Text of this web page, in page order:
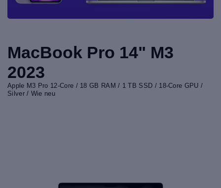
MacBook Pro 14" M3
2023
Apple M3 Pro 12-Core / 18 GB RAM / 1 TB SSD / 18-Core GPU /
Silver / Wie neu